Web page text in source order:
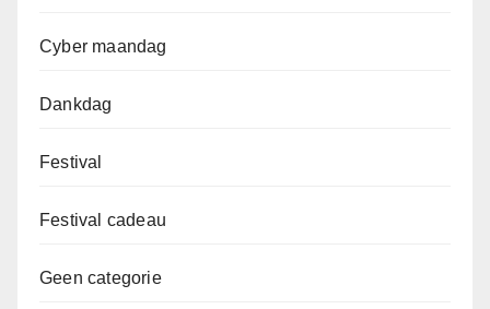
Cyber maandag
Dankdag
Festival
Festival cadeau
Geen categorie